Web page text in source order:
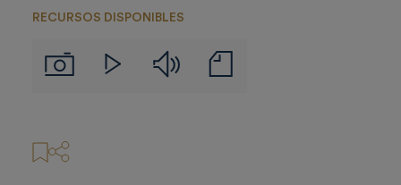
RECURSOS DISPONIBLES
ImágenesVideos Audios
de